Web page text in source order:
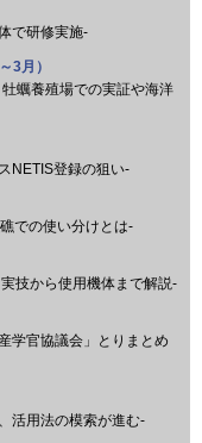
で研修実施-
3月）
蠣養殖場での実証や海洋
NETIS登録の狙い-
での使い分けとは-
技から使用機体まで解説-
学官協議会」とりまとめ
活用法の模索が進む-